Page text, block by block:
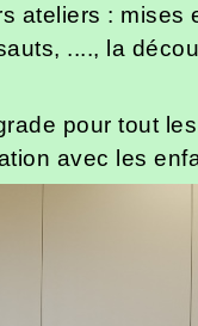
ateliers : mises
...., la
pour tout
avec les